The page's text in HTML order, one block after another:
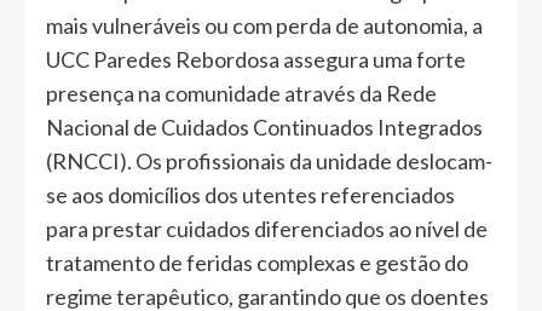
mais vulneráveis ou com perda de autonomia, a
UCC Paredes Rebordosa assegura uma forte
presença na comunidade através da Rede
Nacional de Cuidados Continuados Integrados
(RNCCI). Os profissionais da unidade deslocam-
se aos domicílios dos utentes referenciados
para prestar cuidados diferenciados ao nível de
tratamento de feridas complexas e gestão do
regime terapêutico, garantindo que os doentes